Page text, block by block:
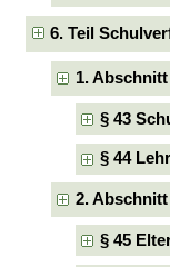
6. Teil
1.
§ 43
§ 44
2.
§ 45